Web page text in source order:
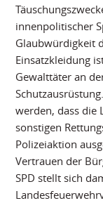
innenpolitischer
Glaubwürdigkeit
Einsatzkleidung
Gewalttäter an
werden, dass die
sonstigen
Polizeiaktion
Vertrauen der
SPD stellt sich